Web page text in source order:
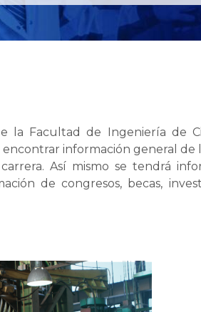
la Facultad de Ingeniería de
información general de
Así mismo se tendrá
de congresos, becas,